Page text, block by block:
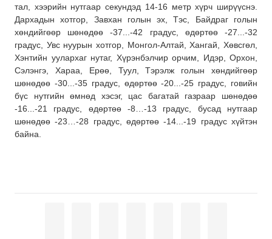
тал, хээрийн нутгаар секундэд 14-16 метр хүрч ширүүснэ.
Дархадын хотгор, Завхан голын эх, Тэс, Байдраг голын
хөндийгөөр шөнөдөө -37...-42 градус, өдөртөө -27...-32
градус, Увс нуурын хотгор, Монгол-Алтай, Хангай, Хөвсгөл,
Хэнтийн уулархаг нутаг, Хүрэнбэлчир орчим, Идэр, Орхон,
Сэлэнгэ, Хараа, Ерөө, Туул, Тэрэлж голын хөндийгөөр
шөнөдөө -30...-35 градус, өдөртөө -20...-25 градус, говийн
бүс нутгийн өмнөд хэсэг, цас багатай газраар шөнөдөө
-16...-21 градус, өдөртөө -8…-13 градус, бусад нутгаар
шөнөдөө -23…-28 градус, өдөртөө -14...-19 градус хүйтэн
байна.